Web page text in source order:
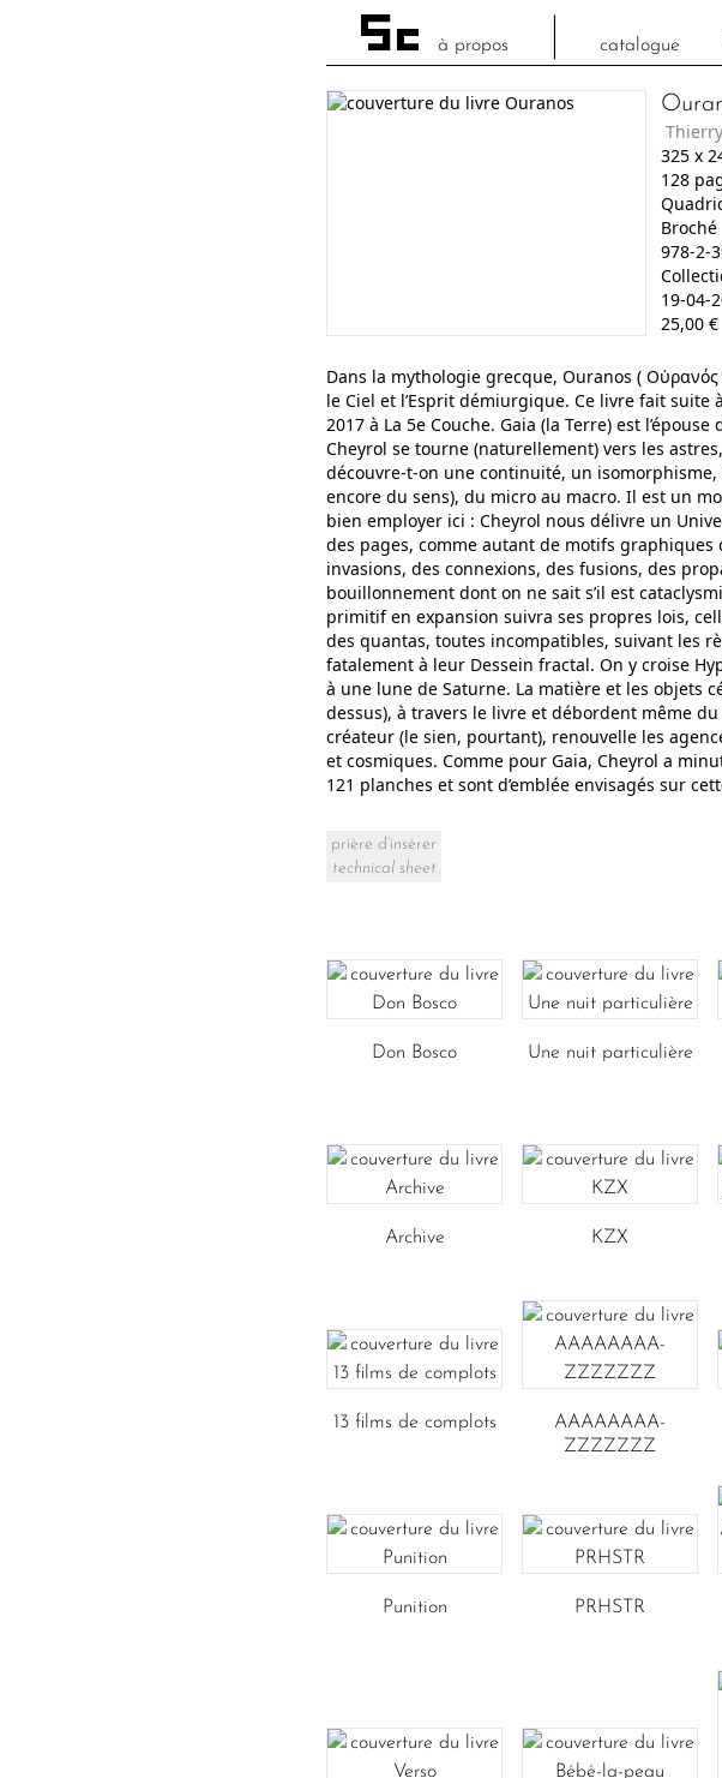
à propos catalogue
325x
128
Broché
978-2-
19-04-
25,00€
Dans la mythologie grecque, Ouranos (
le Ciel et l’Esprit démiurgique. Ce livre fait
2017 à La 5e Couche. Gaia (la Terre) est
Cheyrol se tourne (naturellement) vers les
découvre-t-on une continuité, un
encore du sens), du micro au macro. Il est un
bien employer ici : Cheyrol nous délivre un
des pages, comme autant de motifs graphiques
invasions, des connexions, des fusions, des
bouillonnement dont on ne sait s’il est
primitif en expansion suivra ses propres lois,
des quantas, toutes incompatibles, suivant les
fatalement à leur Dessein fractal. On y croise
à une lune de Saturne. La matière et les objets
dessus), à travers le livre et débordent même
créateur (le sien, pourtant), renouvelle les
et cosmiques. Comme pour Gaia, Cheyrol a
121 planches et sont d’emblée envisagés sur
prière d’insérer
technical sheet
Don Bosco Une nuit particulière
Archive KZX
13 films de complots
AAAAAAAA-
ZZZZZZZ
Punition PRHSTR